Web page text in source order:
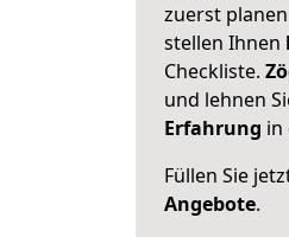
zuerst
stellen Ihnen
Checkliste.
und lehnen
Erfahrung in
Füllen Sie
Angebote.